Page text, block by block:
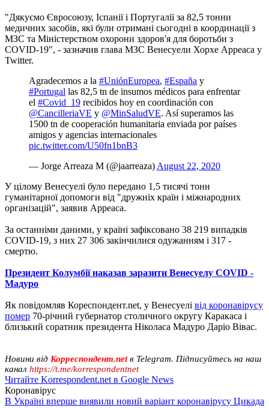
"Дякуємо Євросоюзу, Іспанії і Португалії за 82,5 тонни
медичних засобів, які були отримані сьогодні в координації з
МЗС та Міністерством охорони здоров'я для боротьби з
COVID-19", - зазначив глава МЗС Венесуели Хорхе Арреаса у
Twitter.
Agradecemos a la #UniónEuropea, #España y
#Portugal las 82,5 tn de insumos médicos para enfrentar
el #Covid_19 recibidos hoy en coordinación con
@CancilleriaVE y @MinSaludVE. Así superamos las
1500 tn de cooperación humanitaria enviada por países
amigos y agencias internacionales
pic.twitter.com/U50fn1bnB3
— Jorge Arreaza M (@jaarreaza) August 22, 2020
У цілому Венесуелі було передано 1,5 тисячі тонн
гуманітарної допомоги від "дружніх країн і міжнародних
організацій", заявив Арреаса.
За останніми даними, у країні зафіксовано 38 219 випадків
COVID-19, з них 27 306 закінчилися одужанням і 317 -
смертю.
Президент Колумбії наказав заразити Венесуелу COVID -
Мадуро
Як повідомляв Кореспондент.net, у Венесуелі від коронавірусу
помер 70-річний губернатор столичного округу Каракаса і
близький соратник президента Ніколаса Мадуро Даріо Вівас.
Новини від Корреспондент.netв Telegram. Підписуйтесь на наш
канал https://t.me/korrespondentnet
Читайте Korrespondent.net в Google News
Коронавірус
В Україні вперше виявили новий варіант коронавірусу Цикада